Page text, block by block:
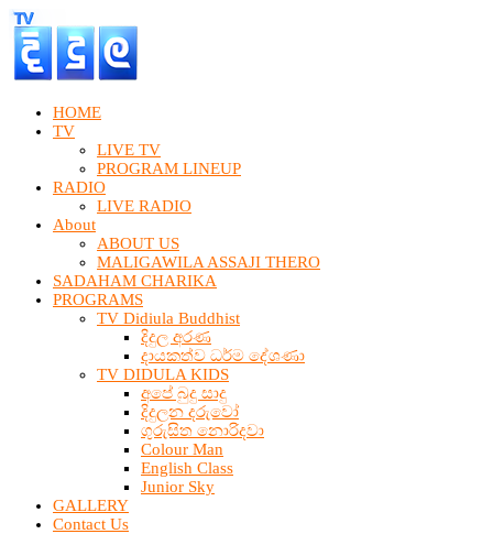
HOME
TV
LIVE TV
PROGRAM LINEUP
RADIO
LIVE RADIO
About
ABOUT US
MALIGAWILA ASSAJI THERO
SADAHAM CHARIKA
PROGRAMS
TV Didiula Buddhist
දිදුල අරණ
දායකත්ව ධර්ම දේශණා
TV DIDULA KIDS
අපේ බුදු සාදු
දිදුලන දරුවෝ
ගුරුසිත නොරිදවා
Colour Man
English Class
Junior Sky
GALLERY
Contact Us